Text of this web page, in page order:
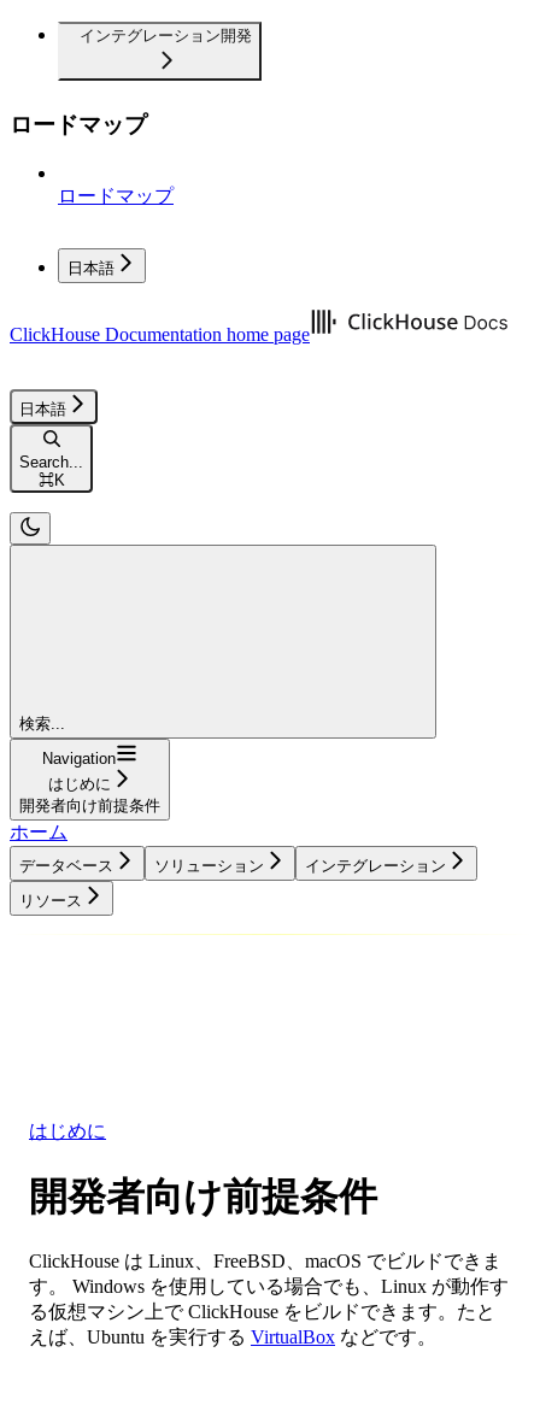
インテグレーション開発
ロードマップ
ロードマップ
日本語
ClickHouse Documentation home page
日本語
Search...
⌘K
検索...
Navigation
はじめに
開発者向け前提条件
ホーム
データベース ソリューション
インテグレーション
リソース
はじめに
開発者向け前提条件
ClickHouse は Linux、FreeBSD、macOS でビルドできま
す。 Windows を使用している場合でも、Linux が動作す
る仮想マシン上で ClickHouse をビルドできます。たと
えば、Ubuntu を実行する VirtualBox などです。